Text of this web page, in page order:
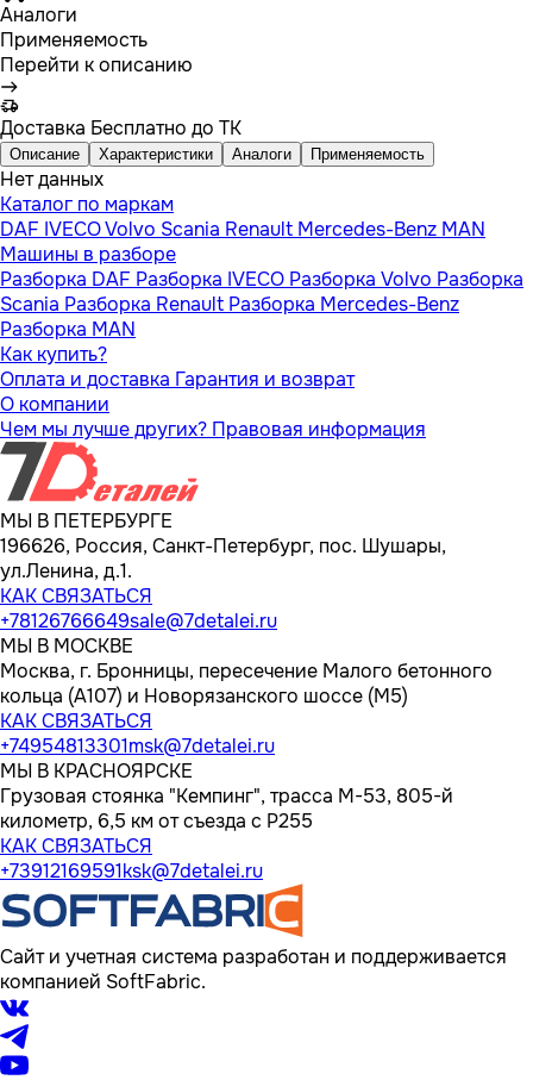
Аналоги
Применяемость
Перейти к описанию
Доставка Бесплатно до ТК
Описание Характеристики Аналоги Применяемость
Нет данных
Каталог по маркам
DAF IVECOVolvo Scania Renault Mercedes-Benz MAN
Машины в разборе
Разборка DAF Разборка IVECO Разборка Volvo Разборка
Scania Разборка Renault Разборка Mercedes-Benz
Разборка MAN
Как купить?
Оплата и доставка Гарантия и возврат
О компании
Чем мы лучше других? Правовая информация
МЫ В ПЕТЕРБУРГЕ
196626, Россия, Санкт-Петербург, пос. Шушары,
ул.Ленина, д.1.
КАК СВЯЗАТЬСЯ
+78126766649sale@7detalei.ru
МЫ В МОСКВЕ
Москва, г. Бронницы, пересечение Малого бетонного
кольца (А107) и Новорязанского шоссе (М5)
КАК СВЯЗАТЬСЯ
+74954813301msk@7detalei.ru
МЫ В КРАСНОЯРСКЕ
Грузовая стоянка "Кемпинг", трасса M-53, 805-й
километр, 6,5 км от съезда с Р255
КАК СВЯЗАТЬСЯ
+73912169591ksk@7detalei.ru
Сайт и учетная система разработан и поддерживается
компанией SoftFabric.